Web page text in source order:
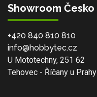
Showroom Česko
+420 840 810 810
info@hobbytec.cz
U Mototechny, 251 62
Tehovec - Říčany u Prahy